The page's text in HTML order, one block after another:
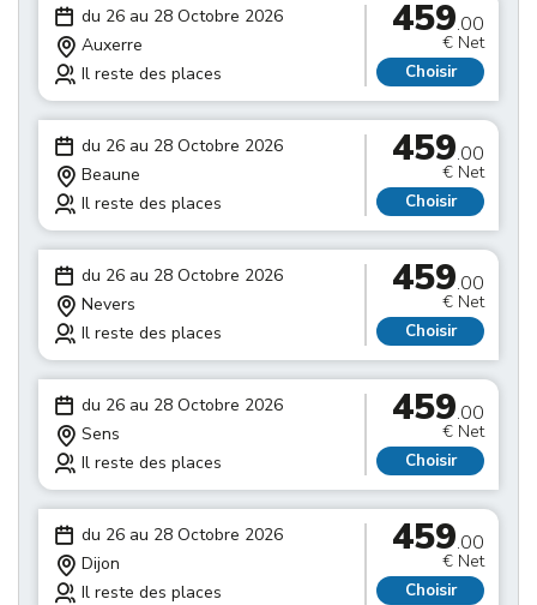
du 26 au 28 Octobre 2026
Auxerre
Il reste des places
459.00
€ Net
Choisir
du 26 au 28 Octobre 2026
Beaune
Il reste des places
459.00
€ Net
Choisir
du 26 au 28 Octobre 2026
Nevers
Il reste des places
459.00
€ Net
Choisir
du 26 au 28 Octobre 2026
Sens
Il reste des places
459.00
€ Net
Choisir
du 26 au 28 Octobre 2026
Dijon
Il reste des places
459.00
€ Net
Choisir